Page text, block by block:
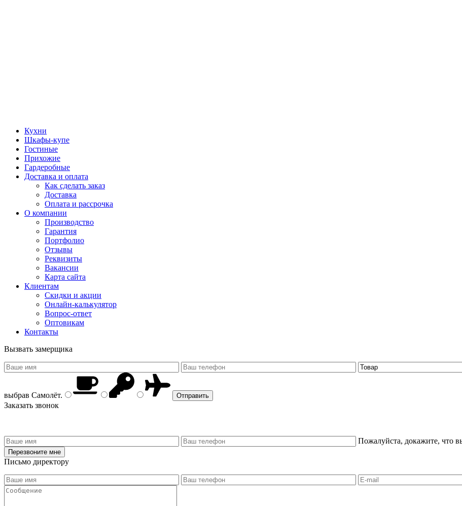
Кухни
Шкафы-купе
Гостиные
Прихожие
Гардеробные
Доставка и оплата
Как сделать заказ
Доставка
Оплата и рассрочка
О компании
Производство
Гарантия
Портфолио
Отзывы
Реквизиты
Вакансии
Карта сайта
Клиентам
Скидки и акции
Онлайн-калькулятор
Вопрос-ответ
Оптовикам
Контакты
Вызвать замерщика
выбрав Самолёт.
Заказать звонок
Пожалуйста, докажите, что
Письмо директору